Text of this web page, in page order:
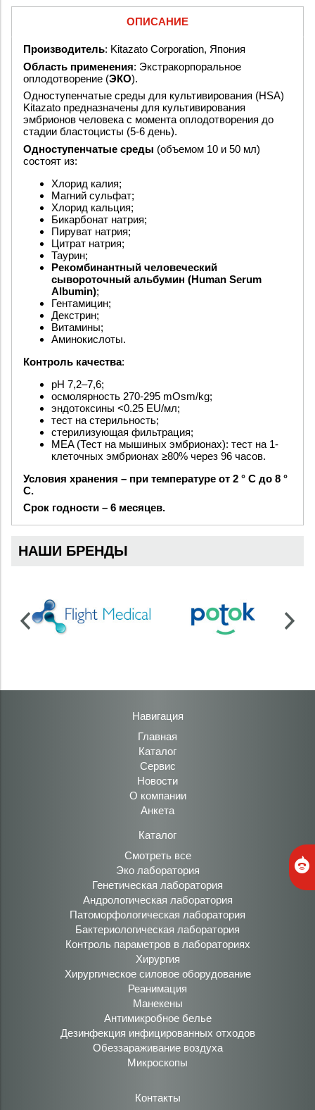
ОПИСАНИЕ
Производитель: Kitazato Corporation, Япония
Область применения: Экстракорпоральное
оплодотворение (ЭКО).
Одноступенчатые среды для культивирования (HSA)
Kitazato предназначены для культивирования
эмбрионов человека с момента оплодотворения до
стадии бластоцисты (5-6 день).
Одноступенчатые среды (объемом 10 и 50 мл)
состоят из:
Хлорид калия;
Магний сульфат;
Хлорид кальция;
Бикарбонат натрия;
Пируват натрия;
Цитрат натрия;
Таурин;
Рекомбинантный человеческий
сывороточный альбумин (Human Serum
Albumin);
Гентамицин;
Декстрин;
Витамины;
Аминокислоты.
Контроль качества:
pH 7,2–7,6;
осмолярность 270-295 mOsm/kg;
эндотоксины <0.25 EU/мл;
тест на стерильность;
стерилизующая фильтрация;
MEA (Тест на мышиных эмбрионах): тест на 1-
клеточных эмбрионах ≥80% через 96 часов.
Условия хранения – при температуре от 2 ° C до 8 °
C.
Срок годности – 6 месяцев.
НАШИ БРЕНДЫ
Навигация
Главная
Каталог
Сервис
Новости
О компании
Анкета
Каталог
Смотреть все
Эко лаборатория
Генетическая лаборатория
Андрологическая лаборатория
Патоморфологическая лаборатория
Бактериологическая лаборатория
Контроль параметров в лабораториях
Хирургия
Хирургическое силовое оборудование
Реанимация
Манекены
Антимикробное белье
Дезинфекция инфицированных отходов
Обеззараживание воздуха
Микроскопы
Контакты